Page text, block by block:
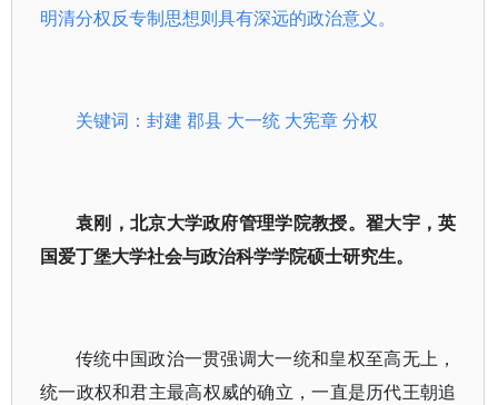
明清分权反专制思想则具有深远的政治意义。
关键词：封建 郡县 大一统 大宪章 分权
袁刚，北京大学政府管理学院教授。 翟大宇，英
国爱丁堡大学社会与政治科学学院硕士研究生。
传统中国政治一贯强调大一统和皇权至高无上，
统一政权和君主最高权威的确立，一直是历代王朝追